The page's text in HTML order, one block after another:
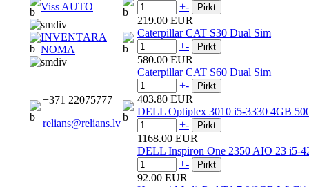
Viss AUTO
INVENTĀRA
NOMA
+371 22075777
relians@relians.lv
+-
219.00 EUR
Caterpillar CAT S30 Dual Sim
+-
580.00 EUR
Caterpillar CAT S60 Dual Sim
+-
403.80 EUR
DELL Optiplex 3010 i5-3330 4GB
+-
1168.00 EUR
DELL Inspiron One 2350 AIO 23 i5-
+-
92.00 EUR